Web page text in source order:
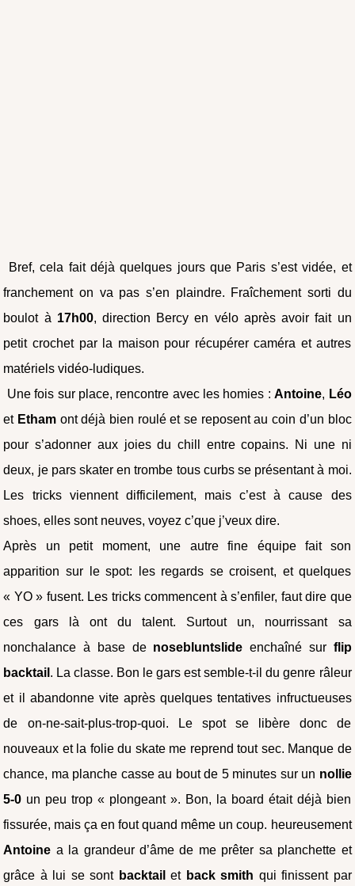
Bref, cela fait déjà quelques jours que Paris s’est vidée, et
franchement on va pas s’en plaindre. Fraîchement sorti du
boulot à 17h00, direction Bercy en vélo après avoir fait un
petit crochet par la maison pour récupérer caméra et autres
matériels vidéo-ludiques.
Une fois sur place, rencontre avec les homies :Antoine, Léo
et Etham ont déjà bien roulé et se reposent au coin d’un bloc
pour s’adonner aux joies du chill entre copains. Ni une ni
deux, je pars skater en trombe tous curbs se présentant à moi.
Les tricks viennent difficilement, mais c’est à cause des
shoes, elles sont neuves, voyez c’que j’veux dire.
Après un petit moment, une autre fine équipe fait son
apparition sur le spot: les regards se croisent, et quelques
« YO » fusent. Les tricks commencent à s’enfiler, faut dire que
ces gars là ont du talent. Surtout un, nourrissant sa
nonchalance à base de nosebluntslideenchaîné sur flip
backtail . La classe. Bon le gars est semble-t-il du genre râleur
et il abandonne vite après quelques tentatives infructueuses
de on-ne-sait-plus-trop-quoi. Le spot se libère donc de
nouveaux et la folie du skate me reprend tout sec. Manque de
chance, ma planche casse au bout de 5 minutes sur un nollie
5-0 un peu trop « plongeant ». Bon, la board était déjà bien
fissurée, mais ça en fout quand même un coup. heureusement
Antoine a la grandeur d’âme de me prêter sa planchette et
grâce à lui se sont backtailet back smith qui finissent par